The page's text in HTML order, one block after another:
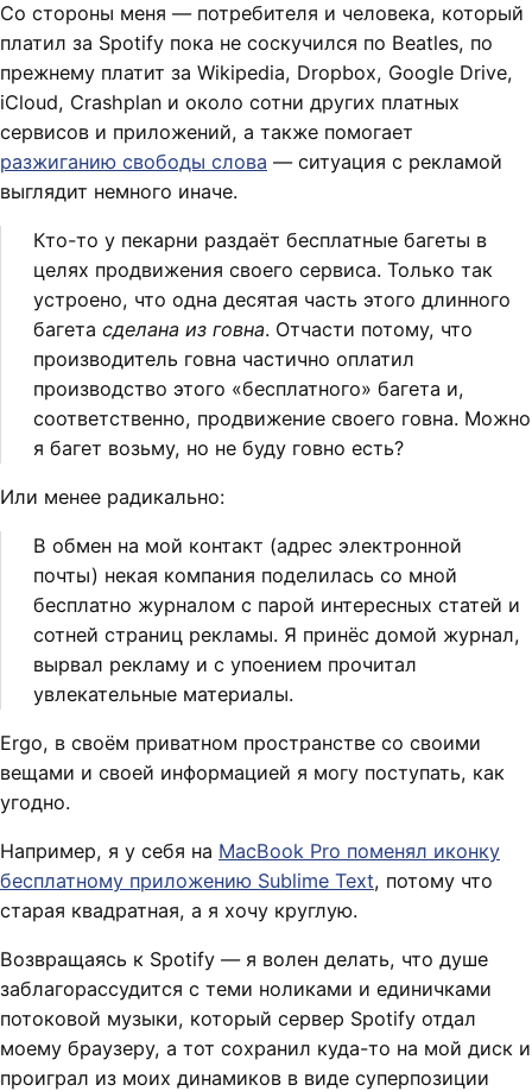
Со стороны меня — потребителя и человека, который
платил за Spotify пока не соскучился по Beatles, по
прежнему платит за Wikipedia, Dropbox, Google Drive,
iCloud, Crashplan и около сотни других платных
сервисов и приложений, а также помогает
разжиганию свободы слова — ситуация с рекламой
выглядит немного иначе.
Кто-то у пекарни раздаёт бесплатные багеты в
целях продвижения своего сервиса. Только так
устроено, что одна десятая часть этого длинного
багета сделана из говна. Отчасти потому, что
производитель говна частично оплатил
производство этого «бесплатного» багета и,
соответственно, продвижение своего говна. Можно
я багет возьму, но не буду говно есть?
Или менее радикально:
В обмен на мой контакт (адрес электронной
почты) некая компания поделилась со мной
бесплатно журналом с парой интересных статей и
сотней страниц рекламы. Я принёс домой журнал,
вырвал рекламу и с упоением прочитал
увлекательные материалы.
Ergo, в своём приватном пространстве со своими
вещами и своей информацией я могу поступать, как
угодно.
Например, я у себя на MacBook Pro поменял иконку
бесплатному приложению Sublime Text, потому что
старая квадратная, а я хочу круглую.
Возвращаясь к Spotify — я волен делать, что душе
заблагорассудится с теми ноликами и единичками
потоковой музыки, который сервер Spotify отдал
моему браузеру, а тот сохранил куда-то на мой диск и
проиграл из моих динамиков в виде суперпозиции